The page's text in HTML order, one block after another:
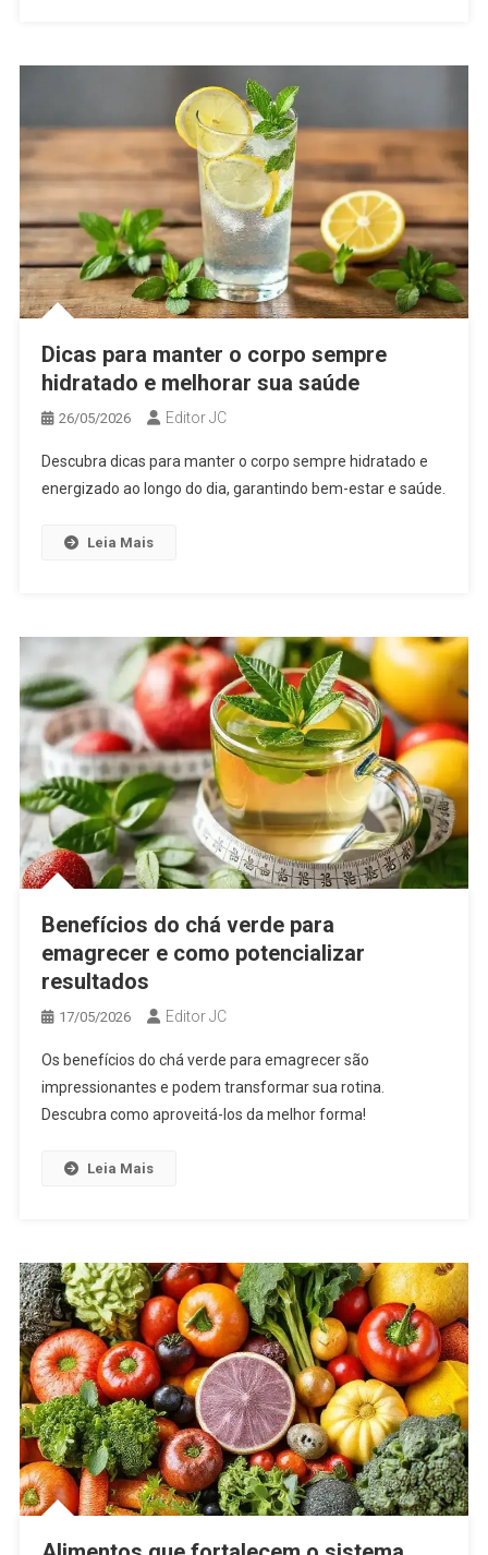
Dicas para manter o corpo sempre
hidratado e melhorar sua saúde
26/05/2026 Editor JC
Descubra dicas para manter o corpo sempre hidratado e
energizado ao longo do dia, garantindo bem-estar e saúde.
Leia Mais
Benefícios do chá verde para
emagrecer e como potencializar
resultados
17/05/2026 Editor JC
Os benefícios do chá verde para emagrecer são
impressionantes e podem transformar sua rotina.
Descubra como aproveitá-los da melhor forma!
Leia Mais